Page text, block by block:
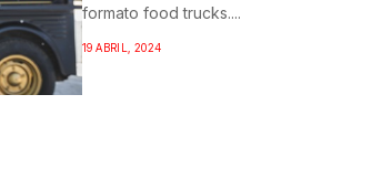
formato food trucks....
19 ABRIL, 2024